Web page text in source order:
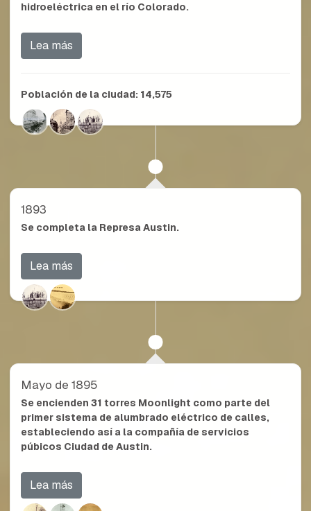
hidroeléctrica en el río Colorado.
Lea más
Población de la ciudad: 14,575
1893
Se completa la Represa Austin.
Lea más
Mayo de 1895
Se encienden 31 torres Moonlight como parte del
primer sistema de alumbrado eléctrico de calles,
estableciendo así a la compañía de servicios
púbicos Ciudad de Austin.
Lea más